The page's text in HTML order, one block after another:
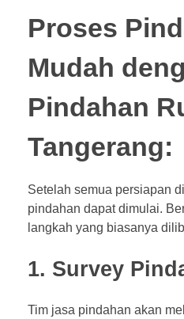
Proses
Mudah
Pindahan
Tangerang:
Setelah semua persiapan
pindahan dapat dimulai.
langkah yang biasanya
1. Survey
Tim jasa pindahan akan